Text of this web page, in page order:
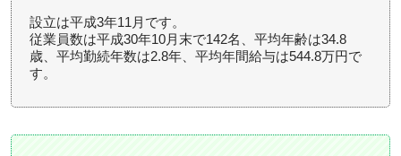
設立は平成3年11月です。
従業員数は平成30年10月末で142名、平均年齢は34.8
歳、平均勤続年数は2.8年、平均年間給与は544.8万円で
す。